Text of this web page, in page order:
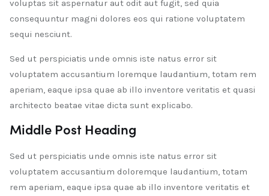
voluptas sit aspernatur aut odit aut fugit, sed quia
consequuntur magni dolores eos qui ratione voluptatem
sequi nesciunt.
Sed ut perspiciatis unde omnis iste natus error sit
voluptatem accusantium loremque laudantium, totam rem
aperiam, eaque ipsa quae ab illo inventore veritatis et quasi
architecto beatae vitae dicta sunt explicabo.
Middle Post Heading
Sed ut perspiciatis unde omnis iste natus error sit
voluptatem accusantium doloremque laudantium, totam
rem aperiam, eaque ipsa quae ab illo inventore veritatis et